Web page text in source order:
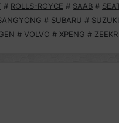
# ROLLS-ROYCE # SAAB #
# SUBARU # SUZUKI
# VOLVO # XPENG # ZEEKR